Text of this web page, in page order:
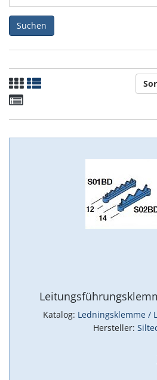
Suchen
Katalog: Ledningsklemme /
Hersteller: